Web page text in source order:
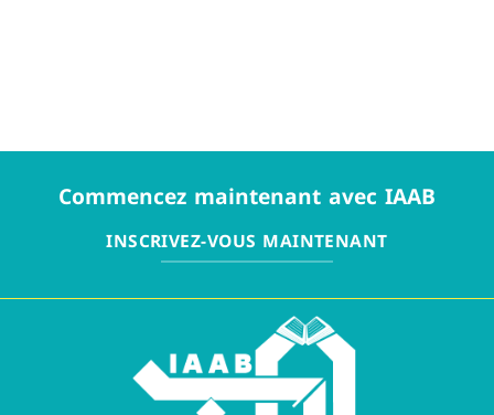
Commencez maintenant avec IAAB
INSCRIVEZ-VOUS MAINTENANT